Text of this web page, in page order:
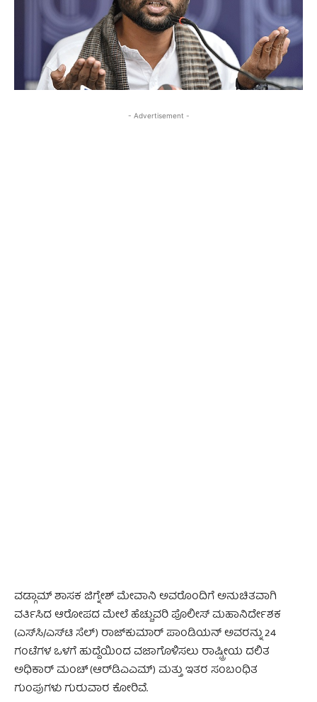
- Advertisement -
ವಡ್ಗಾಮ್ ಶಾಸಕ ಜಿಗ್ನೇಶ್ ಮೇವಾನಿ ಅವರೊಂದಿಗೆ ಅನುಚಿತವಾಗಿ
ವರ್ತಿಸಿದ ಆರೋಪದ ಮೇಲೆ ಹೆಚ್ಚುವರಿ ಪೊಲೀಸ್ ಮಹಾನಿರ್ದೇಶಕ
(ಎಸ್‌ಸಿ/ಎಸ್‌ಟಿ ಸೆಲ್) ರಾಜ್‌ಕುಮಾರ್ ಪಾಂಡಿಯನ್ ಅವರನ್ನು 24
ಗಂಟೆಗಳ ಒಳಗೆ ಹುದ್ದೆಯಿಂದ ವಜಾಗೊಳಿಸಲು ರಾಷ್ಟ್ರೀಯ ದಲಿತ
ಅಧಿಕಾರ್ ಮಂಚ್ (ಆರ್‌ಡಿಎಎಮ್) ಮತ್ತು ಇತರ ಸಂಬಂಧಿತ
ಗುಂಪುಗಳು ಗುರುವಾರ ಕೋರಿವೆ.